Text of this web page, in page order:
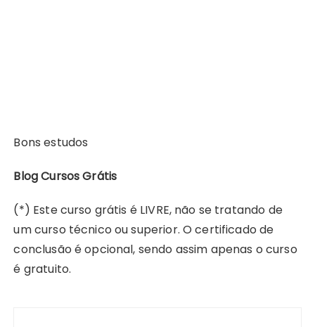
Bons estudos
Blog Cursos Grátis
(*) Este curso grátis é LIVRE, não se tratando de
um curso técnico ou superior. O certificado de
conclusão é opcional, sendo assim apenas o curso
é gratuito.